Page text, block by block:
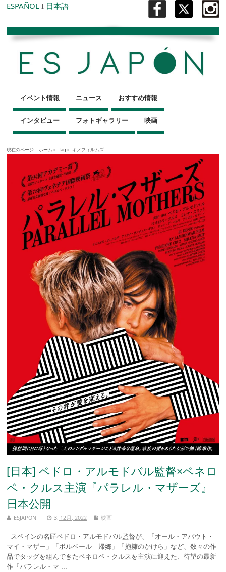
ESPAÑOL I 日本語
イベント情報 ニュース おすすめ情報
インタビュー フォトギャラリー 映画
現在のページ : ホーム » Tag » キノフィルムズ
[日本] ペドロ・アルモドバル監督×ペネロ
ペ・クルス主演『パラレル・マザーズ』
日本公開
ESJAPON 3, 12月, 2022 映画
スペインの名匠ペドロ・アルモドバル監督が、「オール・アバウト・
マイ・マザー」「ボルベール 帰郷」「抱擁のかけら」など、数々の作
品でタッグを組んできたペネロペ・クルスを主演に迎えた、待望の最新
作『パラレル・マ ...